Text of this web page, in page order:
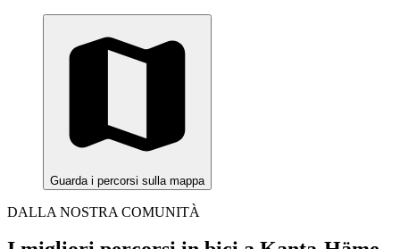
Guarda i percorsi sulla mappa
DALLA NOSTRA COMUNITÀ